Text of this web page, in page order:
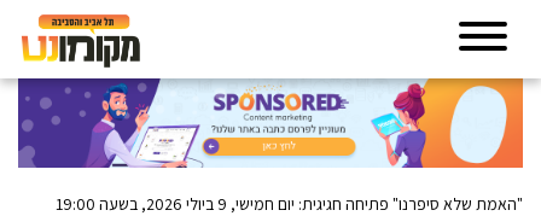
"האמת שלא סיפרנו" פתיחה חגיגית: יום חמישי, 9 ביולי 2026, בשעה 19:00